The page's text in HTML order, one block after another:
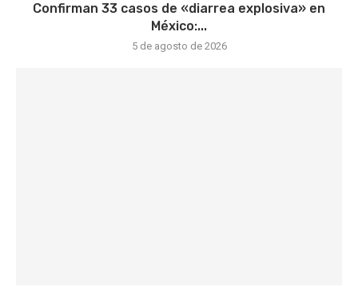
Confirman 33 casos de «diarrea explosiva» en
México:...
5 de agosto de 2026